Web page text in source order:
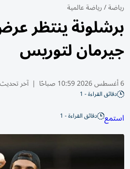
رياضة/رياضة عالمية
برشلونة ينتظر
جيرمان لتوريس
6 أغسطس 2026 10:59 صباحًا | آخر
دقائق القراءة - 1
استمع دقائق القراءة - 1